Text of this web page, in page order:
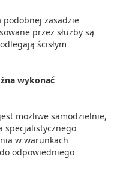
podobnej zasadzie
przez służby są
ścisłym
wykonać
możliwe samodzielnie,
specjalistycznego
w warunkach
odpowiedniego